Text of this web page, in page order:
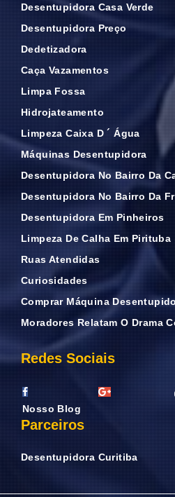
Desentupidora Casa Verde
Desentupidora Preço
Dedetizadora
Caça Vazamentos
Limpa Fossa
Hidrojateamento
Limpeza Caixa D ´ Água
Máquinas Desentupidora
Desentupidora No Bairro Da
Desentupidora No Bairro Da
Desentupidora Em Pinheiros
Limpeza De Calha Em Pirituba
Ruas Atendidas
Curiosidades
Comprar Máquina
Moradores Relatam O Drama
Redes Sociais
Nosso Blog
Parceiros
Desentupidora Curitiba